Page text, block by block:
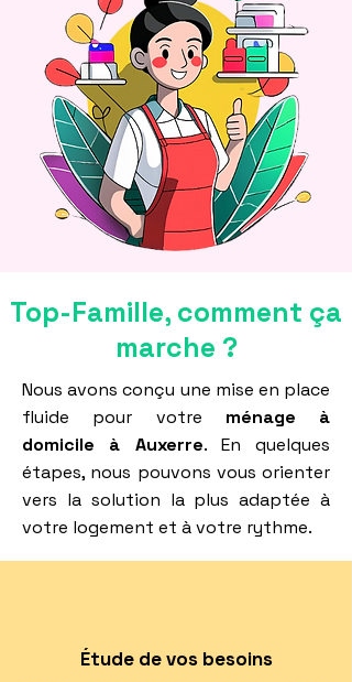
Top-Famille, comment ça
marche ?
Nous avons conçu une mise en place
fluide pour votre ménage à
domicile à Auxerre. En quelques
étapes, nous pouvons vous orienter
vers la solution la plus adaptée à
votre logement et à votre rythme.
Étude de vos besoins